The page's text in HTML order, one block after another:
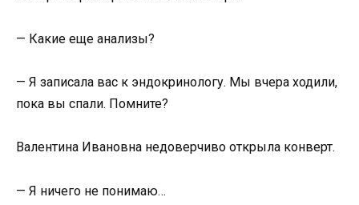
— Какие еще анализы?
— Я записала вас к эндокринологу. Мы вчера ходили,
пока вы спали. Помните?
Валентина Ивановна недоверчиво открыла конверт.
— Я ничего не понимаю…